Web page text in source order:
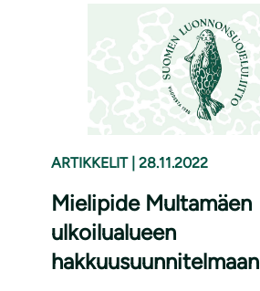
ARTIKKELIT 28.11.2022
Mielipide Multamäen
ulkoilualueen
hakkuusuunnitelmaan